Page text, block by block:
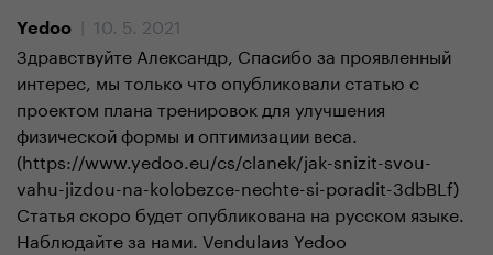
Yedoo
| 10. 5. 2021
Здравствуйте Александр, Спасибо за проявленный
интерес, мы только что опубликовали статью с
проектом плана тренировок для улучшения
физической формы и оптимизации веса.
(https://www.yedoo.eu/cs/clanek/jak-snizit-svou-
vahu-jizdou-na-kolobezce-nechte-si-poradit-3dbBLf)
Статья скоро будет опубликована на русском языке.
Наблюдайте за нами. Vendulaиз Yedoo